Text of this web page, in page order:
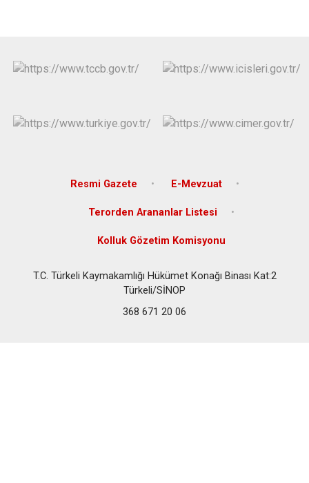
Resmi Gazete E-Mevzuat
Terorden Arananlar Listesi
Kolluk Gözetim Komisyonu
T.C. Türkeli Kaymakamlığı Hükümet Konağı Binası Kat:2
Türkeli/SİNOP
368 671 20 06